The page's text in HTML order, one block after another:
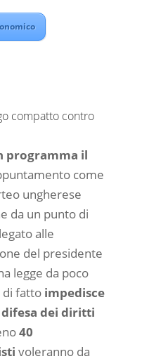
compatto contro
programma il
come
ungherese
da un punto di
alle
del presidente
legge da poco
di fatto impedisce
dei diritti
40
voleranno da